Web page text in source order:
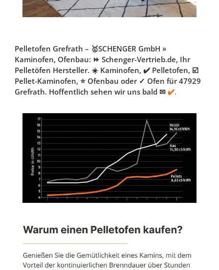
Pelletofen Grefrath – 🥇SCHENGER GmbH »
Kaminofen, Ofenbau: ⏩ Schenger-Vertrieb.de, Ihr
Pelletöfen Hersteller. ☀️ Kaminofen, ✔️ Pelletofen, ☑️
Pellet-Kaminofen, ⭐ Ofenbau oder ✓ Ofen für 47929
Grefrath. Hoffentlich sehen wir uns bald ✉ ✔️.